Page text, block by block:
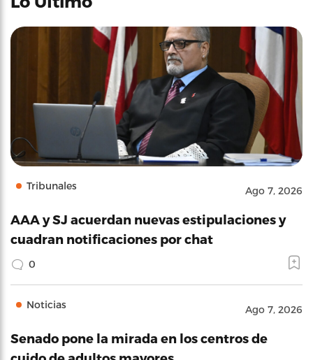
Tribunales Ago 7, 2026
AAA y SJ acuerdan nuevas estipulaciones y
cuadran notificaciones por chat
0
Noticias Ago 7, 2026
Senado pone la mirada en los centros de